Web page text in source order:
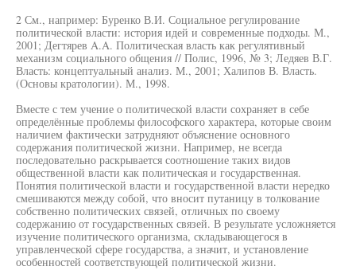
2 См., например: Буренко В.И. Социальное регулирование
политической власти: история идей и современные подходы. М.,
2001; Дегтярев A.A. Политическая власть как регулятивный
механизм социального общения // Полис, 1996, № 3; Ледяев В.Г.
Власть: концептуальный анализ. М., 2001; Халипов В. Власть.
(Основы кратологии). М., 1998.
Вместе с тем учение о политической власти сохраняет в себе
определённые проблемы философского характера, которые своим
наличием фактически затрудняют объяснение основного
содержания политической жизни. Например, не всегда
последовательно раскрывается соотношение таких видов
общественной власти как политическая и государственная.
Понятия политической власти и государственной власти нередко
смешиваются между собой, что вносит путаницу в толкование
собственно политических связей, отличных по своему
содержанию от государственных связей. В результате усложняется
изучение политического организма, складывающегося в
управленческой сфере государства, а значит, и установление
особенностей соответствующей политической жизни.